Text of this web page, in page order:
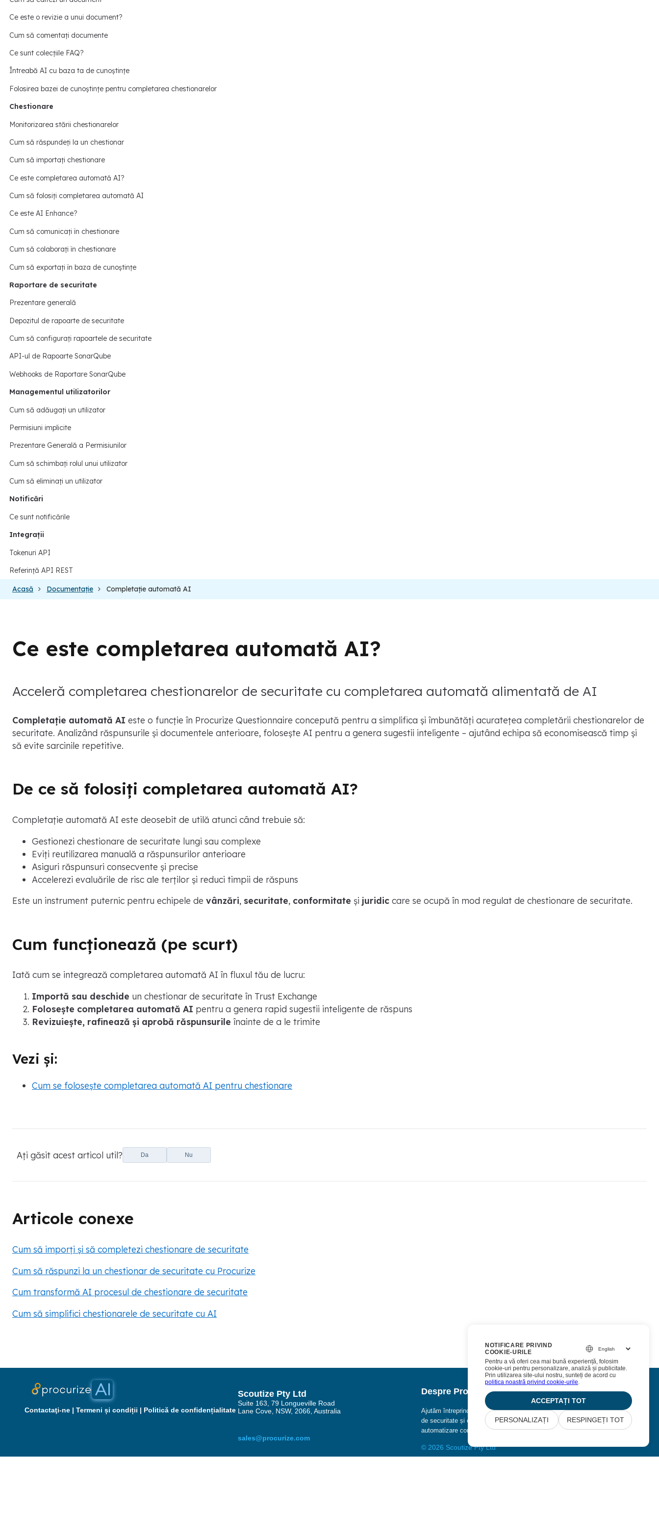
Ce este o revizie a unui document?
Cum să comentați documente
Ce sunt colecțiile FAQ?
Întreabă AI cu baza ta de cunoștințe
Folosirea bazei de cunoștințe pentru completarea chestionarelor
Chestionare
Monitorizarea stării chestionarelor
Cum să răspundeți la un chestionar
Cum să importați chestionare
Ce este completarea automată AI?
Cum să folosiți completarea automată AI
Ce este AI Enhance?
Cum să comunicați în chestionare
Cum să colaborați în chestionare
Cum să exportați în baza de cunoștințe
Raportare de securitate
Prezentare generală
Depozitul de rapoarte de securitate
Cum să configurați rapoartele de securitate
API-ul de Rapoarte SonarQube
Webhooks de Raportare SonarQube
Managementul utilizatorilor
Cum să adăugați un utilizator
Permisiuni implicite
Prezentare Generală a Permisiunilor
Cum să schimbați rolul unui utilizator
Cum să eliminați un utilizator
Notificări
Ce sunt notificările
Integrații
Tokenuri API
Referință API REST
Acasă Documentație Completație automată AI
Ce este completarea automată AI?
Acceleră completarea chestionarelor de securitate cu completarea automată alimentată de AI
Completație automată AI este o funcție în Procurize Questionnaire concepută pentru a simplifica și îmbunătăți acuratețea completării chestionarelor de
securitate. Analizând răspunsurile și documentele anterioare, folosește AI pentru a genera sugestii inteligente – ajutând echipa să economisească timp și
să evite sarcinile repetitive.
De ce să folosiți completarea automată AI?
Completație automată AI este deosebit de utilă atunci când trebuie să:
Gestionezi chestionare de securitate lungi sau complexe
Eviți reutilizarea manuală a răspunsurilor anterioare
Asiguri răspunsuri consecvente și precise
Accelerezi evaluările de risc ale terților și reduci timpii de răspuns
Este un instrument puternic pentru echipele de vânzări, securitate, conformitate și juridic care se ocupă în mod regulat de chestionare de securitate.
Cum funcționează (pe scurt)
Iată cum se integrează completarea automată AI în fluxul tău de lucru:
Importă sau deschide un chestionar de securitate în Trust Exchange
Folosește completarea automată AI pentru a genera rapid sugestii inteligente de răspuns
Revizuiește, rafinează și aprobă răspunsurile înainte de a le trimite
Vezi și:
Cum se folosește completarea automată AI pentru chestionare
Ați găsit acest articol util? Da Nu
Articole conexe
Cum să imporți și să completezi chestionare de securitate
Cum să răspunzi la un chestionar de securitate cu Procurize
Cum transformă AI procesul de chestionare de securitate
Cum să simplifici chestionarele de securitate cu AI
Contactaţi-ne | Termeni și condiții | Politică de confidențialitate
Scoutize Pty Ltd
Suite 163, 79 Longueville Road
Lane Cove, NSW, 2066, Australia
sales@procurize.com
Despre Procurize AI
Ajutăm întreprinderile să elimine munca manuală din procesele
de securitate și conformitate și să o înlocuiască cu
automatizare continuă.
© 2026 Scoutize Pty Ltd
NOTIFICARE PRIVIND
COOKIE-URILE
Pentru a vă oferi cea mai bună experiență, folosim
cookie-uri pentru personalizare, analiză și publicitate.
Prin utilizarea site-ului nostru, sunteți de acord cu
politica noastră privind cookie-urile.
ACCEPTAȚI TOT
PERSONALIZAȚI RESPINGEȚI TOT